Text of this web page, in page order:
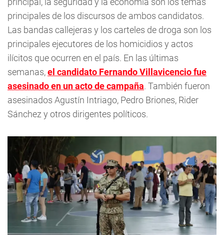
principales de los discursos de ambos candidatos.
Las bandas callejeras y los carteles de droga son los
principales ejecutores de los homicidios y actos
ilícitos que ocurren en el país. En las últimas
semanas,el candidato Fernando Villavicencio fue
asesinado en un acto de campaña. También fueron
asesinados Agustín Intriago, Pedro Briones, Rider
Sánchez y otros dirigentes políticos.